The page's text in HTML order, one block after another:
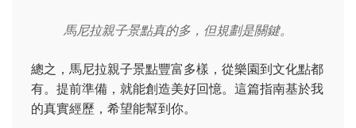
馬尼拉親子景點真的多，但規劃是關鍵。
總之，馬尼拉親子景點豐富多樣，從樂園到文化點都
有。提前準備，就能創造美好回憶。這篇指南基於我
的真實經歷，希望能幫到你。